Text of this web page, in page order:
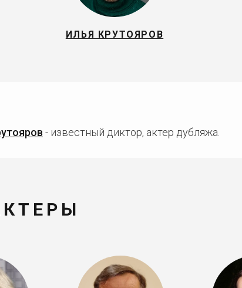
ИЛЬЯ КРУТОЯРОВ
- известный диктор, актер дубляжа.